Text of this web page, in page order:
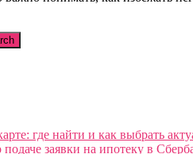
где найти и как выбрать
заявки на ипотеку в